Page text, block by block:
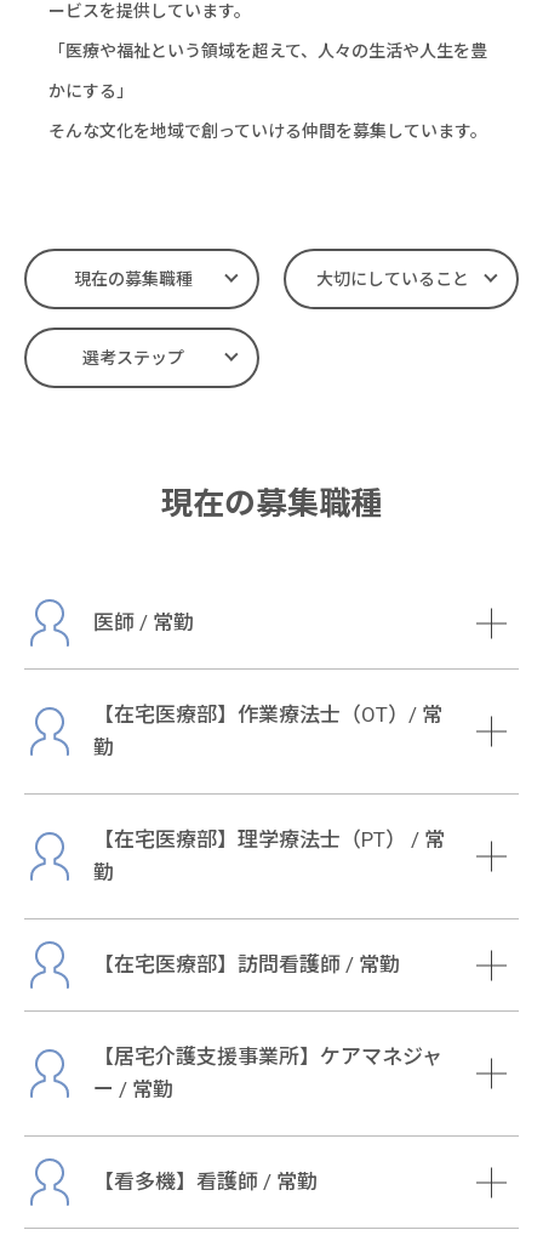
ービスを提供しています。
「医療や福祉という領域を超えて、人々の生活や人生を豊
かにする」
そんな文化を地域で創っていける仲間を募集しています。
現在の募集職種 大切にしていること
選考ステップ
現在の募集職種
医師 / 常勤
【在宅医療部】作業療法士（OT）/ 常
勤
【在宅医療部】理学療法士（PT） / 常
勤
【在宅医療部】訪問看護師 / 常勤
【居宅介護支援事業所】ケアマネジャ
ー / 常勤
【看多機】看護師 / 常勤